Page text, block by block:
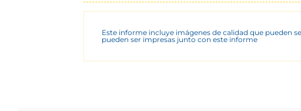
Este informe incluye imágenes de calidad que pueden
pueden ser impresas junto con este informe